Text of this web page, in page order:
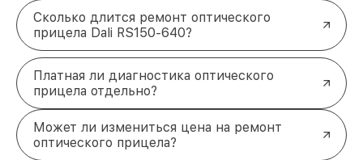
Сколько длится ремонт оптического
прицела Dali RS150-640?
Платная ли диагностика оптического
прицела отдельно?
Может ли измениться цена на ремонт
оптического прицела?